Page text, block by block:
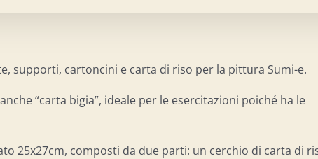
supporti, cartoncini e carta di riso per la pittura Sumi-e.
“carta bigia”, ideale per le esercitazioni poiché ha le
25x27cm, composti da due parti: un cerchio di carta di